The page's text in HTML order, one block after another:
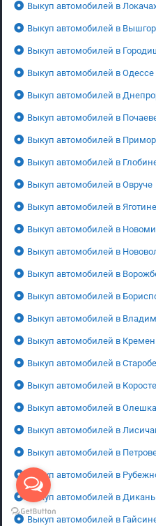
Выкуп автомобилей в
Выкуп автомобилей в
Выкуп автомобилей в
Выкуп автомобилей в Одессе
Выкуп автомобилей в
Выкуп автомобилей в
Выкуп автомобилей в
Выкуп автомобилей в
Выкуп автомобилей в Овруче
Выкуп автомобилей в Яготине
Выкуп автомобилей в
Выкуп автомобилей в
Выкуп автомобилей в
Выкуп автомобилей в
Выкуп автомобилей в
Выкуп автомобилей в
Выкуп автомобилей в
Выкуп автомобилей в
Выкуп автомобилей в
Выкуп автомобилей в
Выкуп автомобилей в
Выкуп автомобилей в
Выкуп автомобилей в
Выкуп автомобилей в